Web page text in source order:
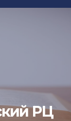
РЦ